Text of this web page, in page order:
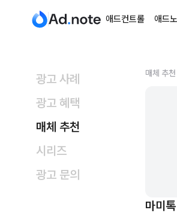
애드컨트롤 애드
광고 사례
광고 혜택
매체 추천
시리즈
광고 문의
매체 추천
마미톡